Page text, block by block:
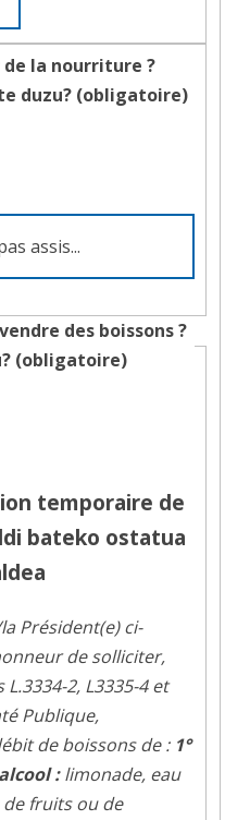
la nourriture ?
duzu? (obligatoire)
des boissons ?
(obligatoire)
temporaire de
bateko ostatua
Président(e) ci-
de solliciter,
2, L3335-4 et
Publique,
de boissons de : 1°
:limonade, eau
fruits ou de